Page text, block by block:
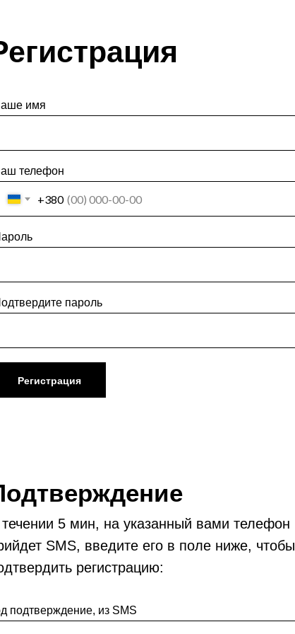
имя
телефон
+380
пароль
Регистрация
5 мин, на указанный вами телефон
SMS, введите его в поле ниже, чтобы
регистрацию:
подтверждение, из SMS